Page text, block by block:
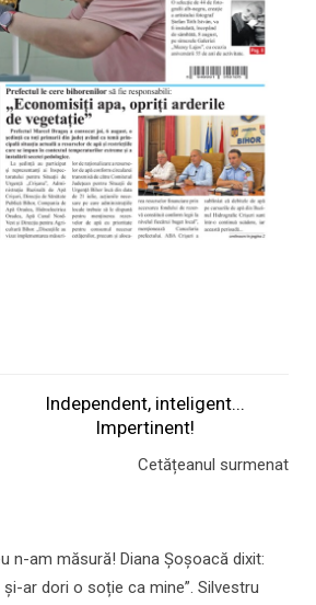
Independent, inteligent...
Impertinent!
Cetățeanul surmenat
n-am măsură! Diana Șoșoacă dixit:
ar dori o soție ca mine”. Silvestru